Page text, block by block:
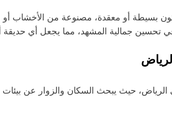
بسيطة أو معقدة، مصنوعة من الأخشاب
جمالية المشهد، مما يجعل أي حديقة أو
حيث يبحث السكان والزوار عن